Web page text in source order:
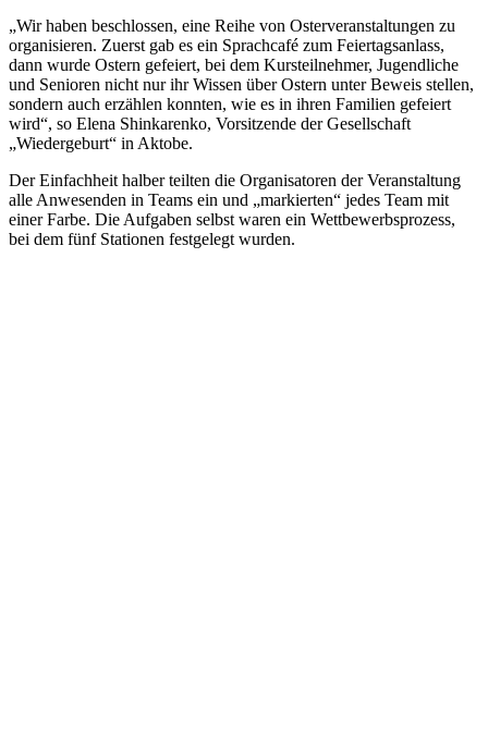
„Wir haben beschlossen, eine Reihe von Osterveranstaltungen zu
organisieren. Zuerst gab es ein Sprachcafé zum Feiertagsanlass,
dann wurde Ostern gefeiert, bei dem Kursteilnehmer, Jugendliche
und Senioren nicht nur ihr Wissen über Ostern unter Beweis stellen,
sondern auch erzählen konnten, wie es in ihren Familien gefeiert
wird“, so Elena Shinkarenko, Vorsitzende der Gesellschaft
„Wiedergeburt“ in Aktobe.
Der Einfachheit halber teilten die Organisatoren der Veranstaltung
alle Anwesenden in Teams ein und „markierten“ jedes Team mit
einer Farbe. Die Aufgaben selbst waren ein Wettbewerbsprozess,
bei dem fünf Stationen festgelegt wurden.